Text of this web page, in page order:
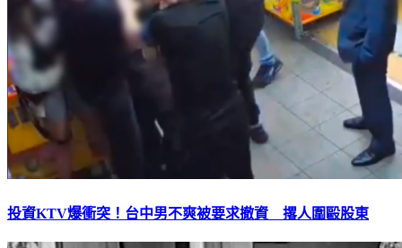
投資KTV爆衝突！台中男不爽被要求撤資 撂人圍毆股東